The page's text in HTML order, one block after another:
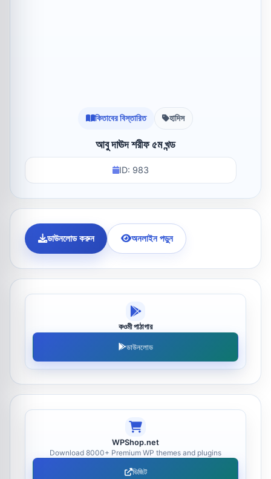
কিতাবের বিস্তারিত হাদিস
আবু দাঊদ শরীফ ৫ম খন্ড
ID: 983
ডাউনলোড করুন অনলাইন পড়ুন
কওমী পাঠাগার
ডাউনলোড
WPShop.net
Download 8000+ Premium WP themes and plugins
ভিজিট